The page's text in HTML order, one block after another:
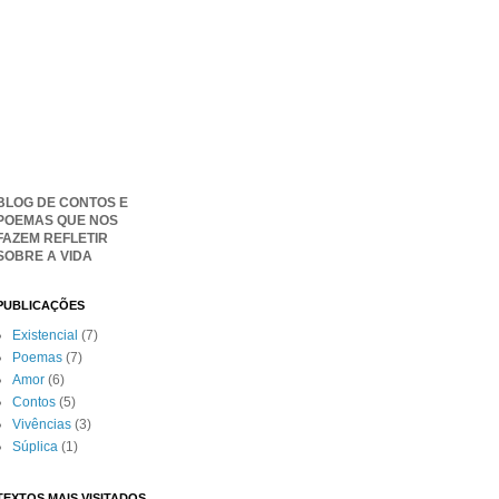
DE CONTOS E
QUE NOS
REFLETIR
A VIDA
Existencial (7)
Poemas (7)
Amor (6)
Contos (5)
Vivências (3)
Súplica (1)